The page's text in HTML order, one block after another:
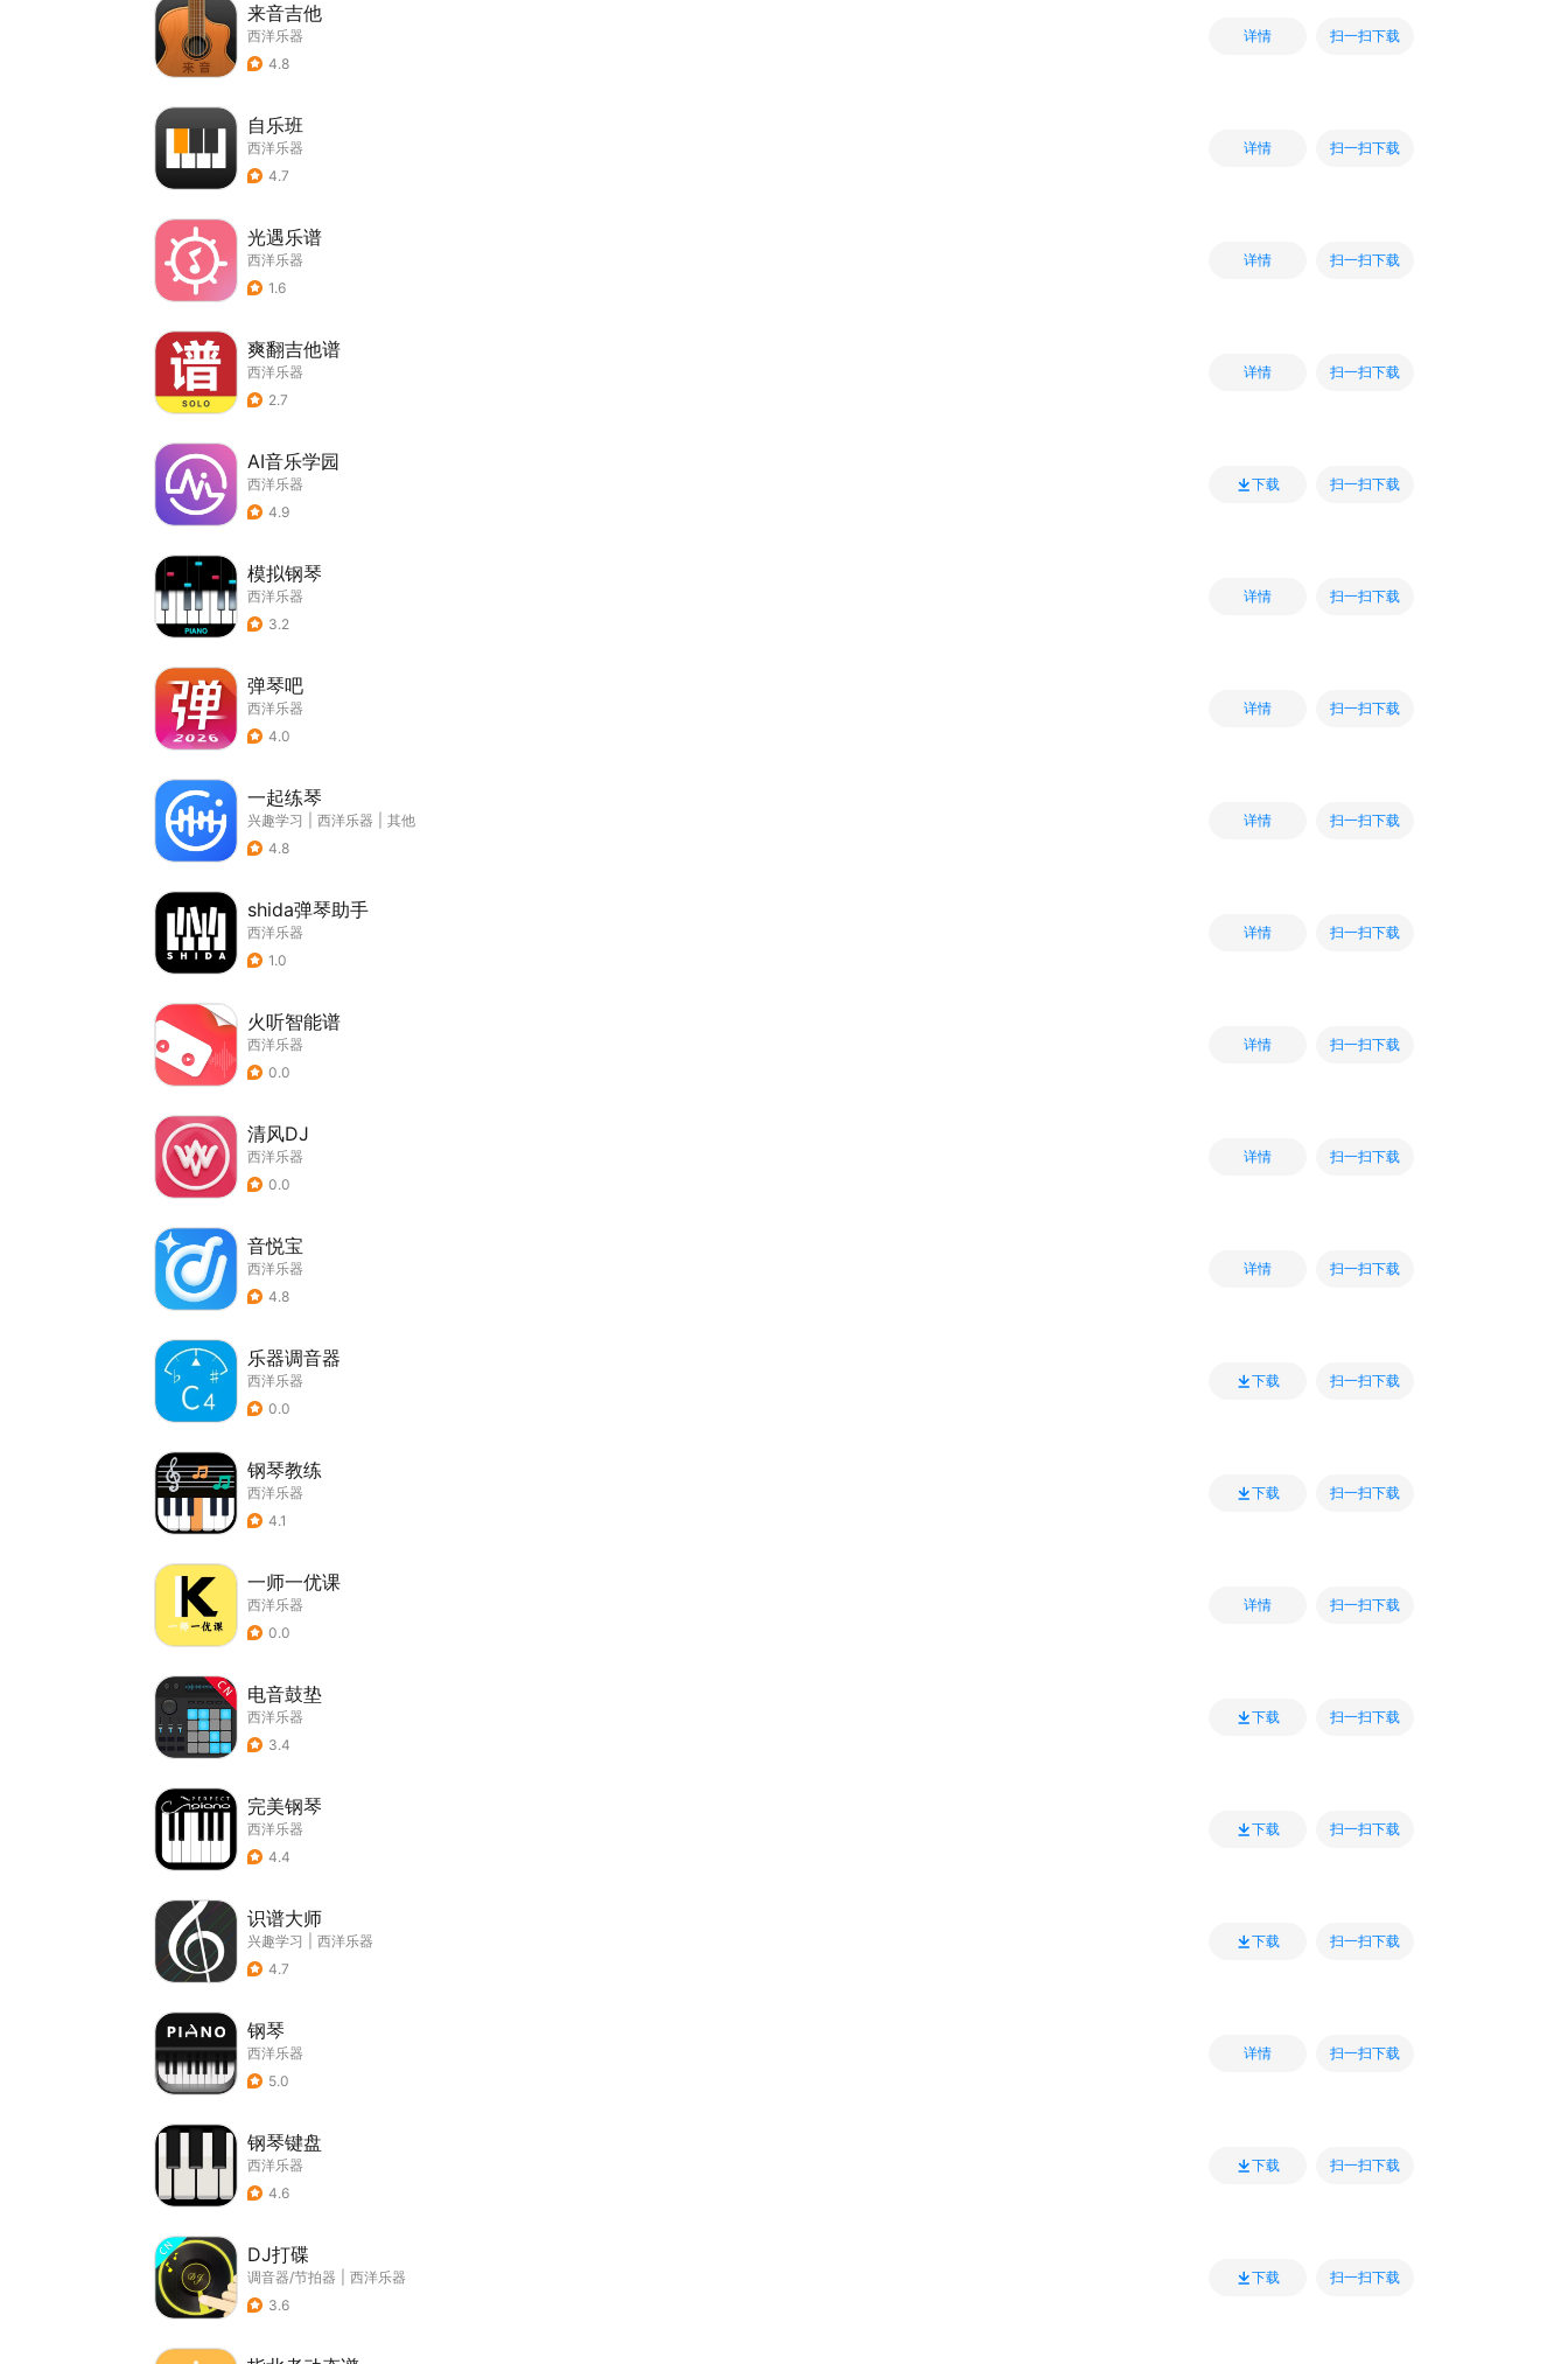
来音吉他
西洋乐器
4.8
详情 扫一扫下载
自乐班
西洋乐器
4.7
详情 扫一扫下载
光遇乐谱
西洋乐器
1.6
详情 扫一扫下载
爽翻吉他谱
西洋乐器
2.7
详情 扫一扫下载
AI音乐学园
西洋乐器
4.9
下载 扫一扫下载
模拟钢琴
西洋乐器
3.2
详情 扫一扫下载
弹琴吧
西洋乐器
4.0
详情 扫一扫下载
一起练琴
兴趣学习 西洋乐器
其他
4.8
详情 扫一扫下载
shida弹琴助手
西洋乐器
1.0
详情 扫一扫下载
火听智能谱
西洋乐器
0.0
详情 扫一扫下载
清风DJ
西洋乐器
0.0
详情 扫一扫下载
音悦宝
西洋乐器
4.8
详情 扫一扫下载
乐器调音器
西洋乐器
0.0
下载 扫一扫下载
钢琴教练
西洋乐器
4.1
下载 扫一扫下载
一师一优课
西洋乐器
0.0
详情 扫一扫下载
电音鼓垫
西洋乐器
3.4
下载 扫一扫下载
完美钢琴
西洋乐器
4.4
下载 扫一扫下载
识谱大师
兴趣学习
西洋乐器
4.7
下载 扫一扫下载
钢琴
西洋乐器
5.0
详情 扫一扫下载
钢琴键盘
西洋乐器
4.6
下载 扫一扫下载
DJ打碟
调音器/节拍器
西洋乐器
3.6
下载 扫一扫下载